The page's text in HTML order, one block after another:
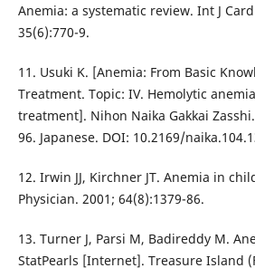
Anemia: a systematic review. Int J
35(6):770-9.
11. Usuki K. [Anemia: From Basic
Treatment. Topic: IV. Hemolytic
treatment]. Nihon Naika Gakkai
96. Japanese. DOI: 10.2169/
12. Irwin JJ, Kirchner JT. Anemia in
Physician. 2001; 64(8):1379-86.
13. Turner J, Parsi M, Badireddy M.
StatPearls [Internet]. Treasure Island